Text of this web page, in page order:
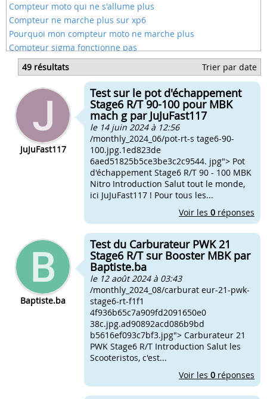
Compteur moto qui ne s'allume plus
Compteur ne marche plus sur xp6
Pourquoi mon compteur moto ne marche plus
Compteur sigma fonctionne pas
Fonctionnement d'un compteur velo
Comment fonctionne a compteur digital
Kick ne fonctionne pas
Phare ne fonctionne pas
49 résultats Trier par date
JuJuFast117
Test sur le pot d'échappement
Stage6 R/T 90-100 pour MBK
mach g par JuJuFast117
le 14 juin 2024 à 12:56
/monthly_2024_06/pot-rt-s tage6-90-
100.jpg.1ed823de
6aed51825b5ce3be3c2c9544. jpg"> Pot
d'échappement Stage6 R/T 90 - 100 MBK
Nitro Introduction Salut tout le monde,
ici JuJuFast117 ! Pour tous les...
Voir les 0 réponses
Baptiste.ba
Test du Carburateur PWK 21
Stage6 R/T sur Booster MBK par
Baptiste.ba
le 12 août 2024 à 03:43
/monthly_2024_08/carburat eur-21-pwk-
stage6-rt-f1f1
4f936b65c7a909fd2091650e0
38c.jpg.ad90892acd086b9bd
b5616ef093c7bf3.jpg"> Carburateur 21
PWK Stage6 R/T Introduction Salut les
Scooteristos, c'est...
Voir les 0 réponses